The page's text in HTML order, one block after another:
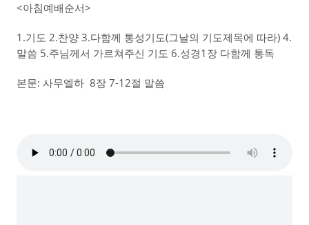
<아침예배순서>
1.기도 2.찬양 3.다함께 통성기도(그날의 기도제목에 따라) 4.
말씀 5.주님께서 가르쳐주신 기도 6.성경1장 다함께 통독
본문: 사무엘하 8장 7-12절 말씀